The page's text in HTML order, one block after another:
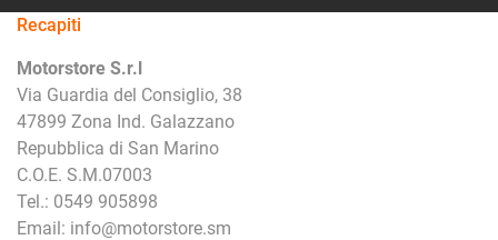
Recapiti
Motorstore S.r.l
Via Guardia del Consiglio, 38
47899 Zona Ind. Galazzano
Repubblica di San Marino
C.O.E. S.M.07003
Tel.: 0549 905898
Email: info@motorstore.sm